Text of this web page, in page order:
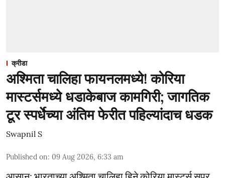
क्रीडा
अश्मिता चालिहा फायनलमध्ये! कोरिया
मास्टर्समध्ये धडाकेबाज कामगिरी; जागतिक
टूर स्पर्धेच्या अंतिम फेरीत पहिल्यांदाच धडक
Swapnil S
Published on: 09 Aug 2026, 6:33 am